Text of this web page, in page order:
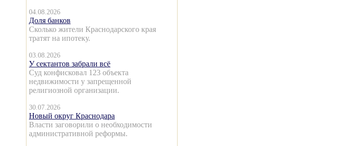
04.08.2026
Доля банков
Сколько жители Краснодарского края
тратят на ипотеку.
03.08.2026
У сектантов забрали всё
Суд конфисковал 123 объекта
недвижимости у запрещенной
религиозной организации.
30.07.2026
Новый округ Краснодара
Власти заговорили о необходимости
административной реформы.